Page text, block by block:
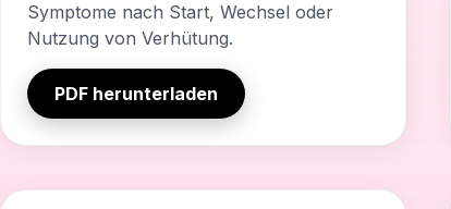
Symptome nach Start, Wechsel oder
Nutzung von Verhütung.
PDF herunterladen
Was dieses Tool enthält